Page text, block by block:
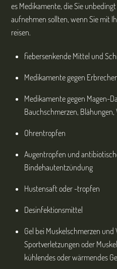
es Medikamente, die Sie
aufnehmen sollten, wenn Sie mit
reisen.
fiebersenkende Mittel und
Medikamente gegen
Medikamente gegen Magen-
Bauchschmerzen, Blähungen,
Ohrentropfen
Augentropfen und
Bindehautentzündung
Hustensaft oder -tropfen
Desinfektionsmittel
Gel bei Muskelschmerzen und
Sportverletzungen oder
kühlendes oder wärmendes